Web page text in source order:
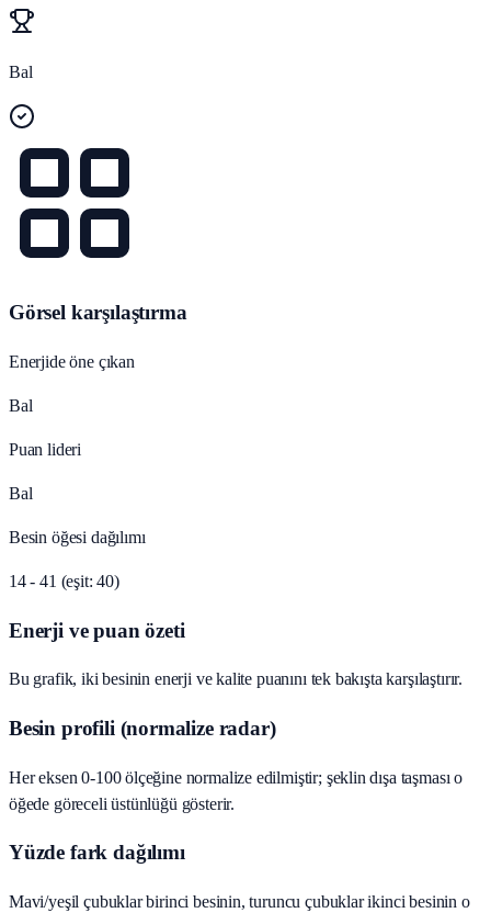
Bal
Görsel karşılaştırma
Enerjide öne çıkan
Bal
Puan lideri
Bal
Besin öğesi dağılımı
14 - 41 (eşit: 40)
Enerji ve puan özeti
Bu grafik, iki besinin enerji ve kalite puanını tek bakışta karşılaştırır.
Besin profili (normalize radar)
Her eksen 0-100 ölçeğine normalize edilmiştir; şeklin dışa taşması o
öğede göreceli üstünlüğü gösterir.
Yüzde fark dağılımı
Mavi/yeşil çubuklar birinci besinin, turuncu çubuklar ikinci besinin o